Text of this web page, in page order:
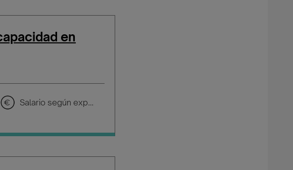
en
Salario según experiencia